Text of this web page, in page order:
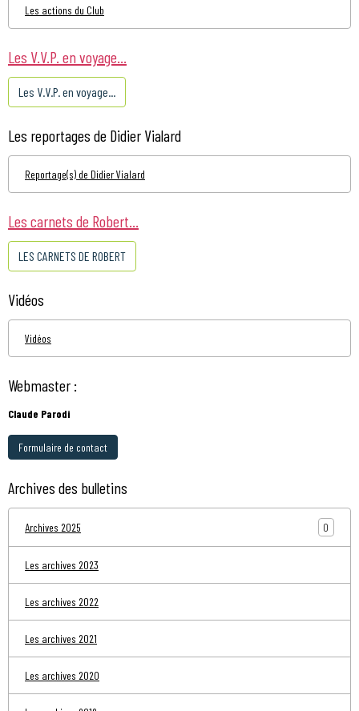
Les actions du Club
Les V.V.P. en voyage...
Les V.V.P. en voyage...
Les reportages de Didier Vialard
Reportage(s) de Didier Vialard
Les carnets de Robert...
LES CARNETS DE ROBERT
Vidéos
Vidéos
Webmaster :
Claude Parodi
Formulaire de contact
Archives des bulletins
Archives 2025 0
Les archives 2023
Les archives 2022
Les archives 2021
Les archives 2020